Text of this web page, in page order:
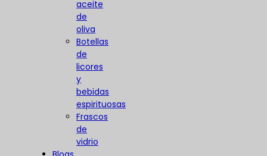
aceite
de
oliva
Botellas
de
licores
y
bebidas
espirituosas
Frascos
de
vidrio